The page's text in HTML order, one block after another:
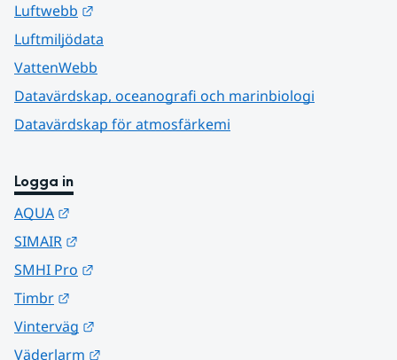
Luftwebb
Luftmiljödata
VattenWebb
Datavärdskap, oceanografi och marinbiologi
Datavärdskap för atmosfärkemi
Logga in
AQUA
SIMAIR
SMHI Pro
Timbr
Vinterväg
Väderlarm